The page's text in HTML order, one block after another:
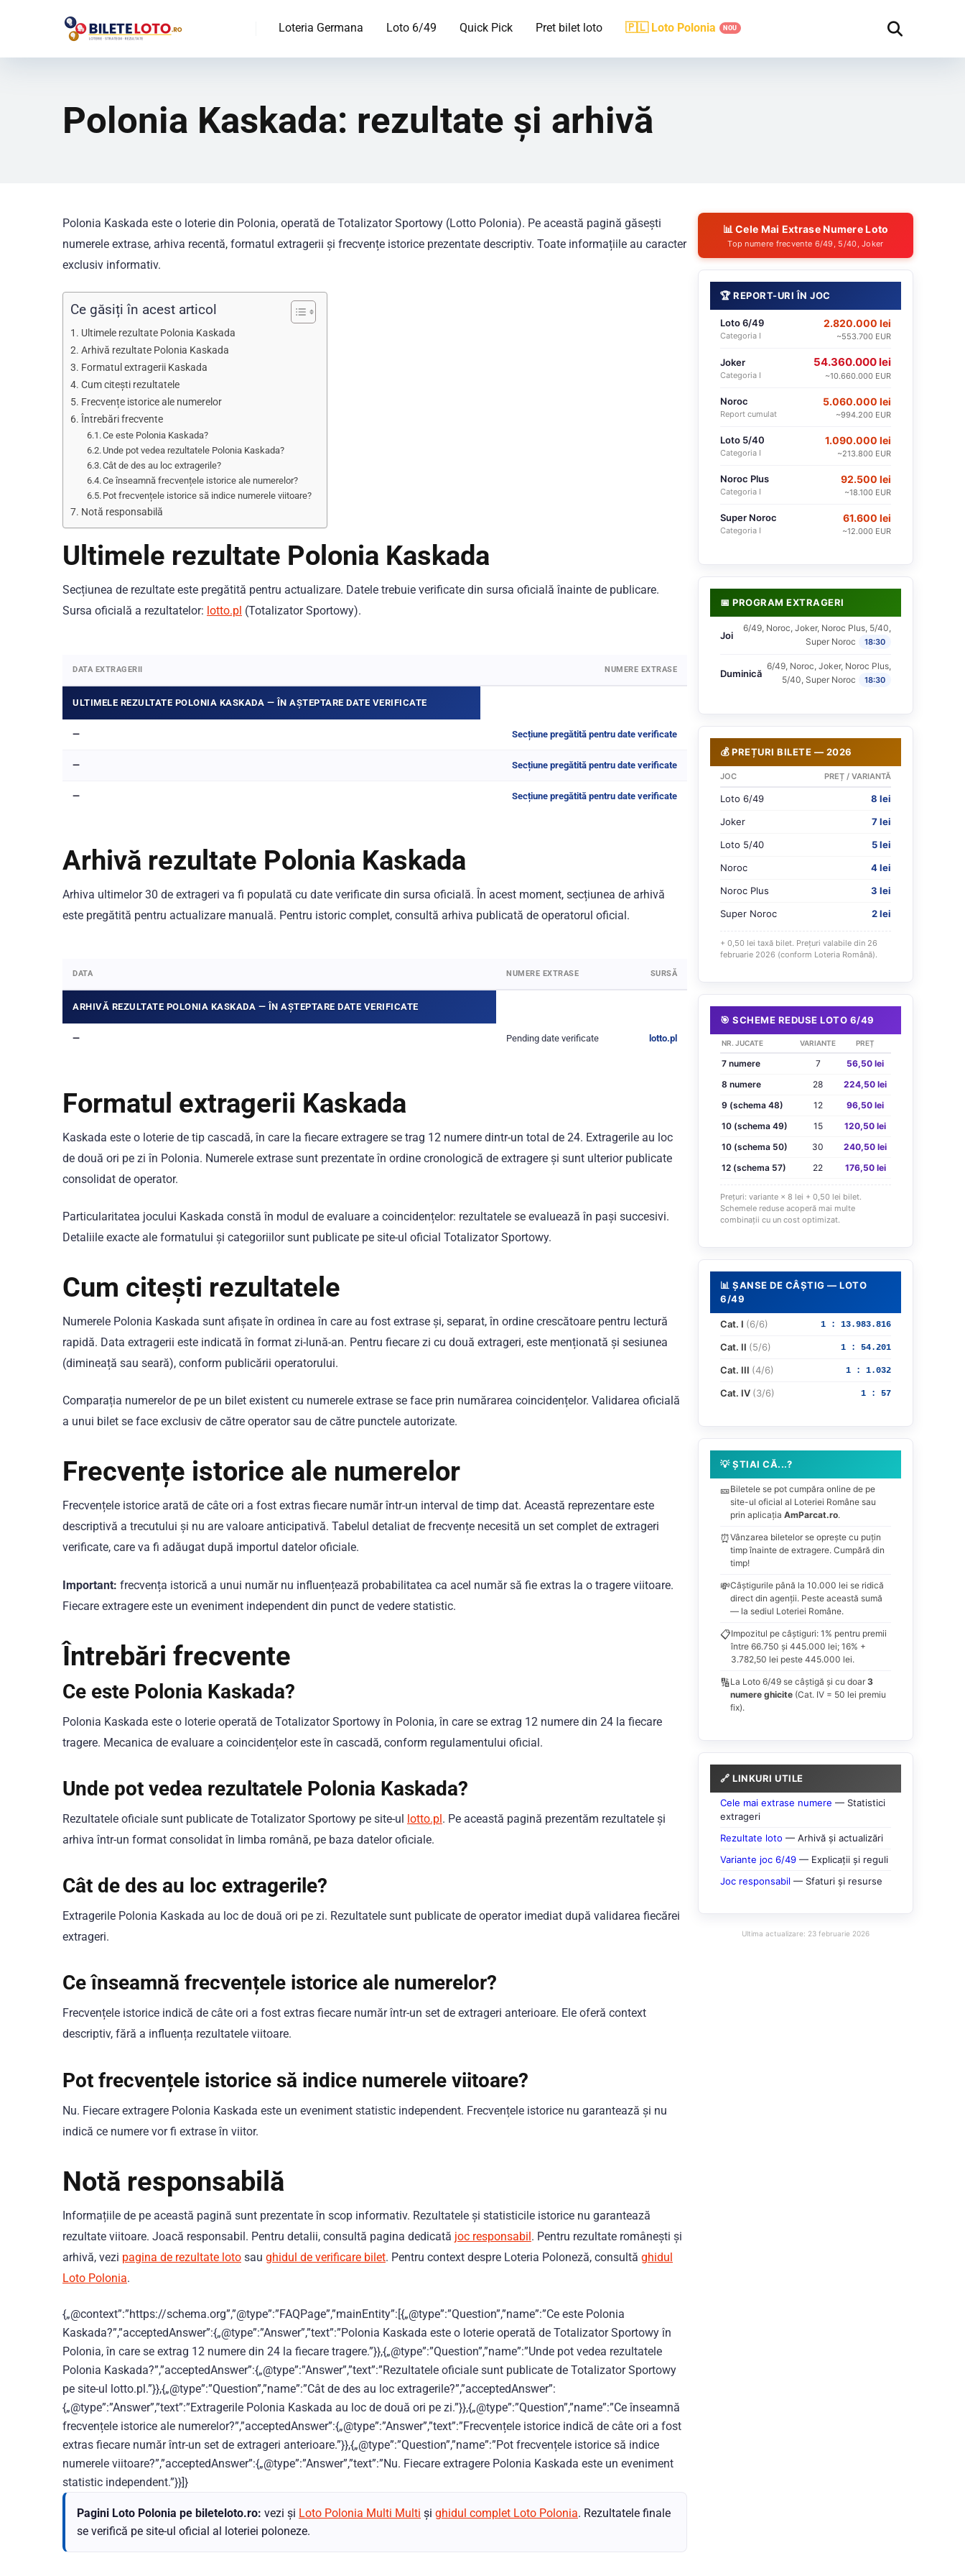
Loteria Germana Loto 6/49 Quick Pick Pret bilet loto 🇵🇱 Loto Polonia
Polonia Kaskada: rezultate și arhivă
Polonia Kaskada este o loterie din Polonia, operată de Totalizator Sportowy (Lotto Polonia). Pe această pagină găsești
numerele extrase, arhiva recentă, formatul extragerii și frecvențe istorice prezentate descriptiv. Toate informațiile au caracter
exclusiv informativ.
Ce găsiți în acest articol
Ultimele rezultate Polonia Kaskada
Arhivă rezultate Polonia Kaskada
Formatul extragerii Kaskada
Cum citești rezultatele
Frecvențe istorice ale numerelor
Întrebări frecvente
Ce este Polonia Kaskada?
Unde pot vedea rezultatele Polonia Kaskada?
Cât de des au loc extragerile?
Ce înseamnă frecvențele istorice ale numerelor?
Pot frecvențele istorice să indice numerele viitoare?
Notă responsabilă
Ultimele rezultate Polonia Kaskada
Secțiunea de rezultate este pregătită pentru actualizare. Datele trebuie verificate din sursa oficială înainte de publicare.
Sursa oficială a rezultatelor: lotto.pl (Totalizator Sportowy).
ULTIMELE REZULTATE POLONIA KASKADA — ÎN AȘTEPTARE DATE VERIFICATE
DATA EXTRAGERII NUMERE EXTRASE
— Secțiune pregătită pentru date verificate
— Secțiune pregătită pentru date verificate
— Secțiune pregătită pentru date verificate
Arhivă rezultate Polonia Kaskada
Arhiva ultimelor 30 de extrageri va fi populată cu date verificate din sursa oficială. În acest moment, secțiunea de arhivă
este pregătită pentru actualizare manuală. Pentru istoric complet, consultă arhiva publicată de operatorul oficial.
ARHIVĂ REZULTATE POLONIA KASKADA — ÎN AȘTEPTARE DATE VERIFICATE
DATA NUMERE EXTRASE SURSĂ
— Pending date verificate lotto.pl
Formatul extragerii Kaskada
Kaskada este o loterie de tip cascadă, în care la fiecare extragere se trag 12 numere dintr-un total de 24. Extragerile au loc
de două ori pe zi în Polonia. Numerele extrase sunt prezentate în ordine cronologică de extragere și sunt ulterior publicate
consolidat de operator.
Particularitatea jocului Kaskada constă în modul de evaluare a coincidențelor: rezultatele se evaluează în pași succesivi.
Detaliile exacte ale formatului și categoriilor sunt publicate pe site-ul oficial Totalizator Sportowy.
Cum citești rezultatele
Numerele Polonia Kaskada sunt afișate în ordinea în care au fost extrase și, separat, în ordine crescătoare pentru lectură
rapidă. Data extragerii este indicată în format zi-lună-an. Pentru fiecare zi cu două extrageri, este menționată și sesiunea
(dimineață sau seară), conform publicării operatorului.
Comparația numerelor de pe un bilet existent cu numerele extrase se face prin numărarea coincidențelor. Validarea oficială
a unui bilet se face exclusiv de către operator sau de către punctele autorizate.
Frecvențe istorice ale numerelor
Frecvențele istorice arată de câte ori a fost extras fiecare număr într-un interval de timp dat. Această reprezentare este
descriptivă a trecutului și nu are valoare anticipativă. Tabelul detaliat de frecvențe necesită un set complet de extrageri
verificate, care va fi adăugat după importul datelor oficiale.
Important: frecvența istorică a unui număr nu influențează probabilitatea ca acel număr să fie extras la o tragere viitoare.
Fiecare extragere este un eveniment independent din punct de vedere statistic.
Întrebări frecvente
Ce este Polonia Kaskada?
Polonia Kaskada este o loterie operată de Totalizator Sportowy în Polonia, în care se extrag 12 numere din 24 la fiecare
tragere. Mecanica de evaluare a coincidențelor este în cascadă, conform regulamentului oficial.
Unde pot vedea rezultatele Polonia Kaskada?
Rezultatele oficiale sunt publicate de Totalizator Sportowy pe site-ul lotto.pl. Pe această pagină prezentăm rezultatele și
arhiva într-un format consolidat în limba română, pe baza datelor oficiale.
Cât de des au loc extragerile?
Extragerile Polonia Kaskada au loc de două ori pe zi. Rezultatele sunt publicate de operator imediat după validarea fiecărei
extrageri.
Ce înseamnă frecvențele istorice ale numerelor?
Frecvențele istorice indică de câte ori a fost extras fiecare număr într-un set de extrageri anterioare. Ele oferă context
descriptiv, fără a influența rezultatele viitoare.
Pot frecvențele istorice să indice numerele viitoare?
Nu. Fiecare extragere Polonia Kaskada este un eveniment statistic independent. Frecvențele istorice nu garantează și nu
indică ce numere vor fi extrase în viitor.
Notă responsabilă
Informațiile de pe această pagină sunt prezentate în scop informativ. Rezultatele și statisticile istorice nu garantează
rezultate viitoare. Joacă responsabil. Pentru detalii, consultă pagina dedicată joc responsabil. Pentru rezultate românești și
arhivă, vezi pagina de rezultate loto sau ghidul de verificare bilet. Pentru context despre Loteria Poloneză, consultă ghidul
Loto Polonia.
{„@context”:”https://schema.org”,”@type”:”FAQPage”,”mainEntity”:[{„@type”:”Question”,”name”:”Ce este Polonia
Kaskada?”,”acceptedAnswer”:{„@type”:”Answer”,”text”:”Polonia Kaskada este o loterie operată de Totalizator Sportowy în
Polonia, în care se extrag 12 numere din 24 la fiecare tragere.”}},{„@type”:”Question”,”name”:”Unde pot vedea rezultatele
Polonia Kaskada?”,”acceptedAnswer”:{„@type”:”Answer”,”text”:”Rezultatele oficiale sunt publicate de Totalizator Sportowy
pe site-ul lotto.pl.”}},{„@type”:”Question”,”name”:”Cât de des au loc extragerile?”,”acceptedAnswer”:
{„@type”:”Answer”,”text”:”Extragerile Polonia Kaskada au loc de două ori pe zi.”}},{„@type”:”Question”,”name”:”Ce înseamnă
frecvențele istorice ale numerelor?”,”acceptedAnswer”:{„@type”:”Answer”,”text”:”Frecvențele istorice indică de câte ori a fost
extras fiecare număr într-un set de extrageri anterioare.”}},{„@type”:”Question”,”name”:”Pot frecvențele istorice să indice
numerele viitoare?”,”acceptedAnswer”:{„@type”:”Answer”,”text”:”Nu. Fiecare extragere Polonia Kaskada este un eveniment
statistic independent.”}}]}
Pagini Loto Polonia pe bileteloto.ro: vezi și Loto Polonia Multi Multi și ghidul complet Loto Polonia. Rezultatele finale
se verifică pe site-ul oficial al loteriei poloneze.
📊 Cele Mai Extrase Numere Loto
Top numere frecvente 6/49, 5/40, Joker
🏆 REPORT-URI ÎN JOC
Loto 6/49
Categoria I
2.820.000 lei
~553.700 EUR
Joker
Categoria I
54.360.000 lei
~10.660.000 EUR
Noroc
Report cumulat
5.060.000 lei
~994.200 EUR
Loto 5/40
Categoria I
1.090.000 lei
~213.800 EUR
Noroc Plus
Categoria I
92.500 lei
~18.100 EUR
Super Noroc
Categoria I
61.600 lei
~12.000 EUR
📅 PROGRAM EXTRAGERI
Joi
6/49, Noroc, Joker, Noroc Plus, 5/40,
Super Noroc
18:30
Duminică
6/49, Noroc, Joker, Noroc Plus,
5/40, Super Noroc
18:30
💰 PREȚURI BILETE — 2026
JOC PREȚ / VARIANTĂ
Loto 6/49
8 lei
Joker
7 lei
Loto 5/40
5 lei
Noroc
4 lei
Noroc Plus
3 lei
Super Noroc
2 lei
+ 0,50 lei taxă bilet. Prețuri valabile din 26
februarie 2026 (conform Loteria Română).
🎯 SCHEME REDUSE LOTO 6/49
NR. JUCATE VARIANTE PREȚ
7 numere 7
56,50 lei
8 numere
28
224,50 lei
9 (schema 48)
12
96,50 lei
10 (schema 49)
15
120,50 lei
10 (schema 50)
30
240,50 lei
12 (schema 57)
22 176,50 lei
Prețuri: variante × 8 lei + 0,50 lei bilet.
Schemele reduse acoperă mai multe
combinații cu un cost optimizat.
📊 ȘANSE DE CÂȘTIG — LOTO
6/49
Cat. I (6/6) 1 : 13.983.816
Cat. II (5/6) 1 : 54.201
Cat. III (4/6) 1 : 1.032
Cat. IV (3/6) 1 : 57
💡 ȘTIAI CĂ...?
🎫Biletele se pot cumpăra online de pe
site-ul oficial al Loteriei Române sau
prin aplicația AmParcat.ro.
⏰Vânzarea biletelor se oprește cu puțin
timp înainte de extragere. Cumpără din
timp!
💸Câștigurile până la 10.000 lei se ridică
direct din agenții. Peste această sumă
— la sediul Loteriei Române.
📋Impozitul pe câștiguri: 1% pentru premii
între 66.750 și 445.000 lei; 16% +
3.782,50 lei peste 445.000 lei.
🔢La Loto 6/49 se câștigă și cu doar 3
numere ghicite (Cat. IV = 50 lei premiu
fix).
🔗 LINKURI UTILE
Cele mai extrase numere — Statistici
extrageri
Rezultate loto — Arhivă și actualizări
Variante joc 6/49 — Explicații și reguli
Joc responsabil — Sfaturi și resurse
Ultima actualizare: 23 februarie 2026